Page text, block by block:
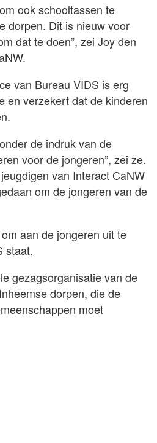
ook schooltassen te
dorpen. Dit is nieuw voor
dat te doen”, zei Joy den
van Bureau VIDS is erg
en verzekert dat de kinderen
de indruk van de
voor de jongeren”, zei ze.
van Interact CaNW
om de jongeren van de
aan de jongeren uit te
staat.
gezagsorganisatie van de
dorpen, die de
moet